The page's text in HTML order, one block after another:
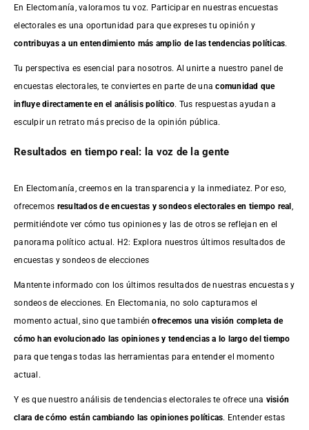
En Electomanía, valoramos tu voz. Participar en nuestras encuestas
electorales es una oportunidad para que expreses tu opinión y
contribuyas a un entendimiento más amplio de las tendencias políticas.
Tu perspectiva es esencial para nosotros. Al unirte a nuestro panel de
encuestas electorales, te conviertes en parte de unacomunidad que
influye directamente en el análisis político. Tus respuestas ayudan a
esculpir un retrato más preciso de la opinión pública.
Resultados en tiempo real: la voz de la gente
En Electomanía, creemos en la transparencia y la inmediatez. Por eso,
ofrecemos resultados deencuestas y sondeos electorales en tiempo real
permitiéndote ver cómo tus opiniones y las de otros se reflejan en el
panorama político actual. H2: Explora nuestros últimos resultados de
encuestas y sondeos de elecciones
Mantente informado con los últimos resultados de nuestras encuestasy
sondeos de elecciones. En Electomania, no solo capturamos el
momento actual, sino que tambiénofrecemos una visión completa de
cómo han evolucionado las opiniones y tendencias a lo largo del tiempo
para que tengas todas las herramientas para entender el momento
actual.
Y es que nuestro análisis de tendencias electorales te ofrece una visión
clara de cómo están cambiando las opiniones políticas. Entender estas